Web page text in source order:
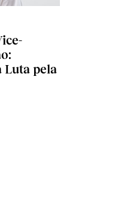
Luta pela